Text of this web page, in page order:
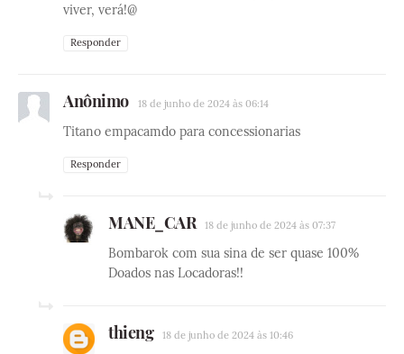
viver, verá!@
Responder
Anônimo 18 de junho de 2024 às 06:14
Titano empacamdo para concessionarias
Responder
MANE_CAR 18 de junho de 2024 às 07:37
Bombarok com sua sina de ser quase 100%
Doados nas Locadoras!!
thieng 18 de junho de 2024 às 10:46